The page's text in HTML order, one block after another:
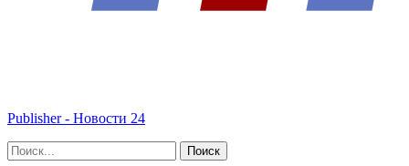
Publisher - Новости 24